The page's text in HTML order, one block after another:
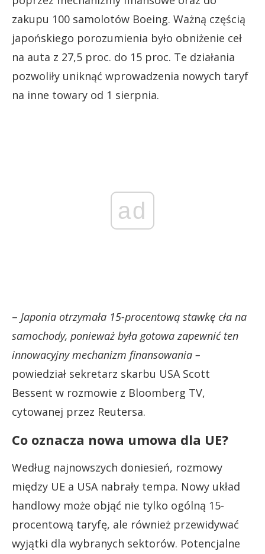
zakupu 100 samolotów Boeing. Ważną częścią
japońskiego porozumienia było obniżenie ceł
na auta z 27,5 proc. do 15 proc. Te działania
pozwoliły uniknąć wprowadzenia nowych taryf
na inne towary od 1 sierpnia.
ad
– Japonia otrzymała 15-procentową stawkę cła na
samochody, ponieważ była gotowa zapewnić ten
innowacyjny mechanizm finansowania –
powiedział sekretarz skarbu USA Scott
Bessent w rozmowie z Bloomberg TV,
cytowanej przez Reutersa.
Co oznacza nowa umowa dla UE?
Według najnowszych doniesień, rozmowy
między UE a USA nabrały tempa. Nowy układ
handlowy może objąć nie tylko ogólną 15-
procentową taryfę, ale również przewidywać
wyjątki dla wybranych sektorów. Potencjalne